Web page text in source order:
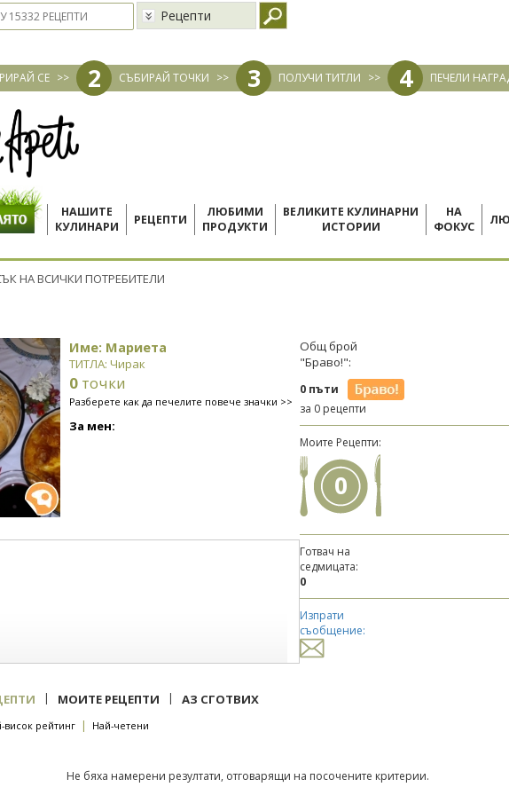
Рецепти
СЕ >> 2 СЪБИРАЙ ТОЧКИ >> 3 ПОЛУЧИ ТИТЛИ >> 4 ПЕЧЕЛИ
НАШИТЕ
КУЛИНАРИ
РЕЦЕПТИ
ЛЮБИМИ
ПРОДУКТИ
ВЕЛИКИТЕ КУЛИНАРНИ
ИСТОРИИ
НА
ФОКУС
НА ВСИЧКИ ПОТРЕБИТЕЛИ
Име: Мариета
ТИТЛА: Чирак
0 точки
Разберете как да печелите повече значки >>
За мен:
Общ брой
"Браво!":
0 пъти
за 0 рецепти
Моите Рецепти:
0
Готвач на
седмицата:
0
Изпрати
съобщение:
| МОИТЕ РЕЦЕПТИ | АЗ СГОТВИХ
висок рейтинг | Най-четени
Не бяха намерени резултати, отговарящи на посочените критерии.